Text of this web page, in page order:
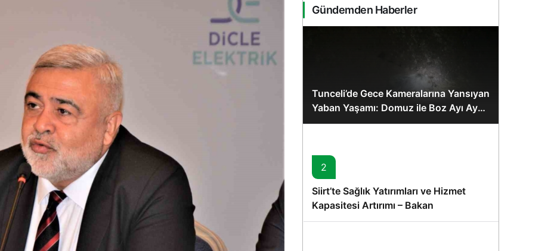
Gündemden Haberler
Tunceli’de Gece Kameralarına Yansıyan
Yaban Yaşamı: Domuz ile Boz Ayı Aynı
Karede
2
Siirt’te Sağlık Yatırımları ve Hizmet
Kapasitesi Artırımı – Bakan
Memişoğlu’nun Ziyareti